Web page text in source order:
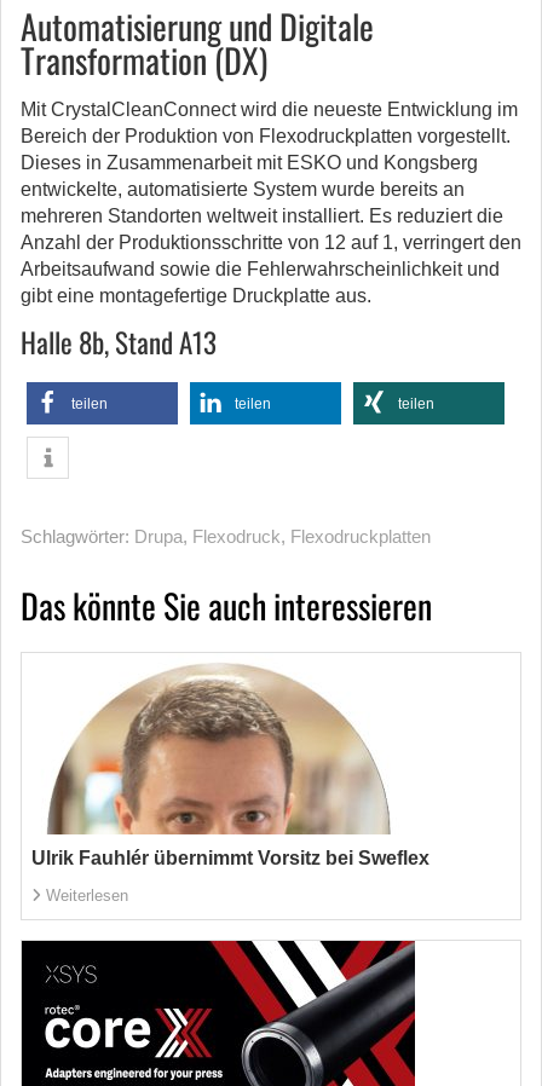
Automatisierung und Digitale
Transformation (DX)
Mit CrystalCleanConnect wird die neueste Entwicklung im
Bereich der Produktion von Flexodruckplatten vorgestellt.
Dieses in Zusammenarbeit mit ESKO und Kongsberg
entwickelte, automatisierte System wurde bereits an
mehreren Standorten weltweit installiert. Es reduziert die
Anzahl der Produktionsschritte von 12 auf 1, verringert den
Arbeitsaufwand sowie die Fehlerwahrscheinlichkeit und
gibt eine montagefertige Druckplatte aus.
Halle 8b, Stand A13
teilen teilen teilen
Schlagwörter: Drupa, Flexodruck, Flexodruckplatten
Das könnte Sie auch interessieren
Ulrik Fauhlér übernimmt Vorsitz bei Sweflex
Weiterlesen